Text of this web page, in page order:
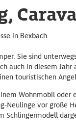
in Bexbach
Sie sind
auch in diesem Jahr
touristischen
Wohnmobil oder
Neulinge vor große
Schlingermodell